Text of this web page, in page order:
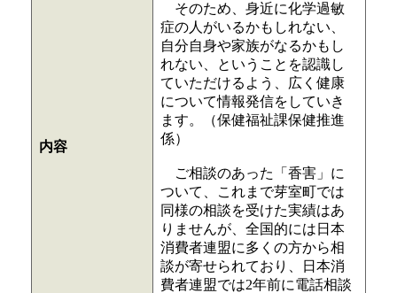
内容
そのため、身近に化学過敏
症の人がいるかもしれない、
自分自身や家族がなるかもし
れない、ということを認識し
ていただけるよう、広く健康
について情報発信をしていき
ます。（保健福祉課保健推進
係）
ご相談のあった「香害」に
ついて、これまで芽室町では
同様の相談を受けた実績はあ
りませんが、全国的には日本
消費者連盟に多くの方から相
談が寄せられており、日本消
費者連盟では2年前に電話相談